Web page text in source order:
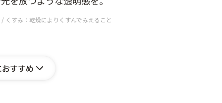
すみ：乾燥によりくすんでみえること
すすめ